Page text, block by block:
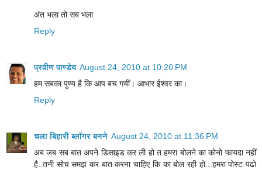
अंत भला तो सब भला
Reply
प्रवीण पाण्डेय August 24, 2010 at 10:20 PM
हम सबका पुण्य है कि आप बच गयीं। आभार ईश्वर का।
Reply
चला बिहारी ब्लॉगर बनने August 24, 2010 at 11:36 PM
अब जब सब बात अपने डिसाइड कर ली हो त हमरा बोलने का कोनो फायदा नहीं
है..तनी सोच समझ कर बात करना चाहिए कि का बोल रही हो...हमरा पोस्ट पढो